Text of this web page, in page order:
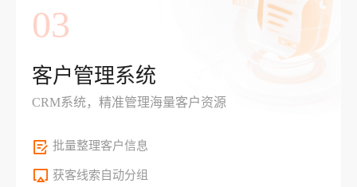
03
客户管理系统
CRM系统，精准管理海量客户资源
批量整理客户信息
获客线索自动分组